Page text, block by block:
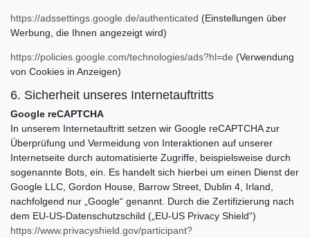
https://adssettings.google.de/authenticated (Einstellungen über
Werbung, die Ihnen angezeigt wird)
https://policies.google.com/technologies/ads?hl=de (Verwendung
von Cookies in Anzeigen)
6. Sicherheit unseres Internetauftritts
Google reCAPTCHA
In unserem Internetauftritt setzen wir Google reCAPTCHA zur
Überprüfung und Vermeidung von Interaktionen auf unserer
Internetseite durch automatisierte Zugriffe, beispielsweise durch
sogenannte Bots, ein. Es handelt sich hierbei um einen Dienst der
Google LLC, Gordon House, Barrow Street, Dublin 4, Irland,
nachfolgend nur „Google“ genannt. Durch die Zertifizierung nach
dem EU-US-Datenschutzschild („EU-US Privacy Shield“)
https://www.privacyshield.gov/participant?